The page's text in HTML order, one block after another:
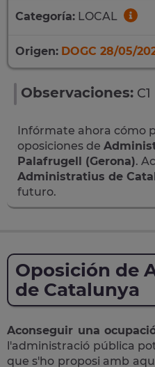
Categoría: LOCAL
Origen: DOGC 28/05/
Observaciones: C1
Infórmate ahora cómo
oposiciones de
Palafrugell (Gerona).
Administratius de
futuro.
Oposición de
de Catalunya
Aconseguir una
l'administració pública
que s'ho proposi amb